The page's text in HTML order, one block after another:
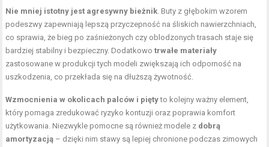
Nie mniej istotny jest agresywny bieżnik. Buty z głębokim wzorem
podeszwy zapewniają lepszą przyczepność na śliskich nawierzchniach,
co sprawia, że bieg po zaśnieżonych czy oblodzonych trasach staje się
bardziej stabilny i bezpieczny. Dodatkowotrwałe materiały
zastosowane w produkcji tych modeli zwiększają ich odporność na
uszkodzenia, co przekłada się na dłuższą żywotność.
Wzmocnienia w okolicach palców i piętyto kolejny ważny element,
który pomaga zredukować ryzyko kontuzji oraz poprawia komfort
użytkowania. Niezwykle pomocne są również modele z dobrą
amortyzacją – dzięki nim stawy są lepiej chronione podczas zimowych